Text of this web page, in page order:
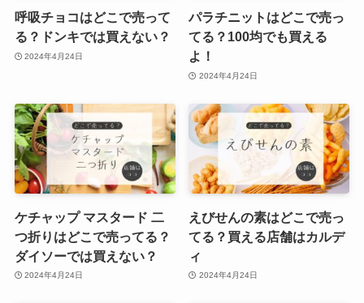
呼吸チョコはどこで売って
る？ドンキでは買えない？
2024年4月24日
パラチニットはどこで売っ
てる？100均でも買える
よ！
2024年4月24日
ケチャップ マスタード 二
つ折りはどこで売ってる？
ダイソーでは買えない？
2024年4月24日
えびせんの素はどこで売っ
てる？買える店舗はカルデ
ィ
2024年4月24日